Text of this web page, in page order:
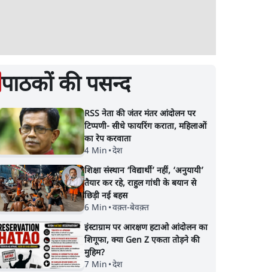
पाठकों की पसन्द
RSS नेता की जंतर मंतर आंदोलन पर
टिप्पणी- सीधे फायरिंग कराता, महिलाओं
का रेप करवाता
4 Min •देश
शिक्षा संस्थान ‘विद्यार्थी’ नहीं, ‘अनुयायी’
तैयार कर रहे, राहुल गांधी के बयान से
छिड़ी नई बहस
6 Min •वक़्त-बेवक़्त
इंस्टाग्राम पर आरक्षण हटाओ आंदोलन का
शिगूफा, क्या Gen Z एकता तोड़ने की
मुहिम?
7 Min •देश